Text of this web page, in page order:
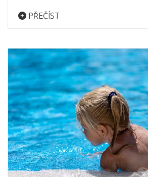
PŘEČÍST